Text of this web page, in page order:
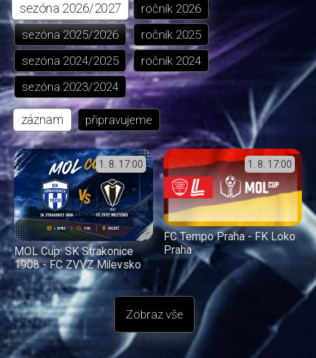
sezóna 2026/2027 ročník 2026
sezóna 2025/2026 ročník 2025
sezóna 2024/2025 ročník 2024
sezóna 2023/2024
záznam připravujeme
1. 8. 17:00
MOL Cup: SK Strakonice
1908 - FC ZVVZ Milevsko
1. 8. 17:00
FC Tempo Praha - FK Loko
Praha
Zobraz vše